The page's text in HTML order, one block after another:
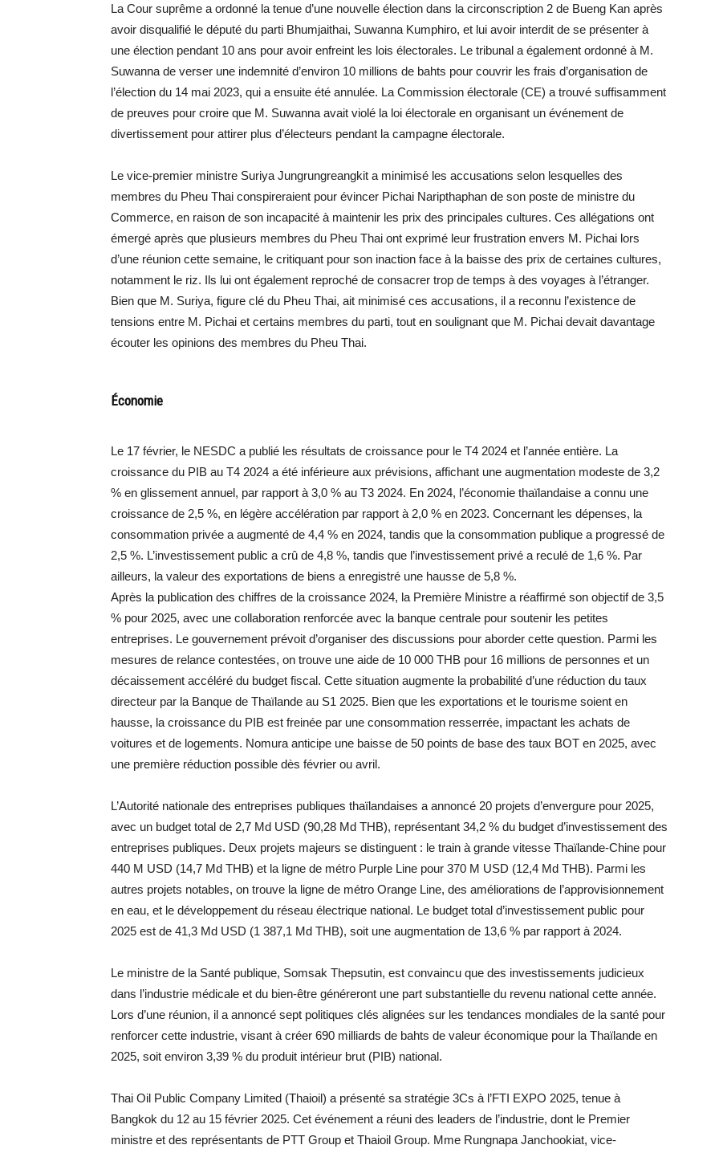
La Cour suprême a ordonné la tenue d’une nouvelle élection dans la circonscription 2 de Bueng Kan après
avoir disqualifié le député du parti Bhumjaithai, Suwanna Kumphiro, et lui avoir interdit de se présenter à
une élection pendant 10 ans pour avoir enfreint les lois électorales. Le tribunal a également ordonné à M.
Suwanna de verser une indemnité d’environ 10 millions de bahts pour couvrir les frais d’organisation de
l’élection du 14 mai 2023, qui a ensuite été annulée. La Commission électorale (CE) a trouvé suffisamment
de preuves pour croire que M. Suwanna avait violé la loi électorale en organisant un événement de
divertissement pour attirer plus d’électeurs pendant la campagne électorale.
Le vice-premier ministre Suriya Jungrungreangkit a minimisé les accusations selon lesquelles des
membres du Pheu Thai conspireraient pour évincer Pichai Naripthaphan de son poste de ministre du
Commerce, en raison de son incapacité à maintenir les prix des principales cultures. Ces allégations ont
émergé après que plusieurs membres du Pheu Thai ont exprimé leur frustration envers M. Pichai lors
d’une réunion cette semaine, le critiquant pour son inaction face à la baisse des prix de certaines cultures,
notamment le riz. Ils lui ont également reproché de consacrer trop de temps à des voyages à l’étranger.
Bien que M. Suriya, figure clé du Pheu Thai, ait minimisé ces accusations, il a reconnu l’existence de
tensions entre M. Pichai et certains membres du parti, tout en soulignant que M. Pichai devait davantage
écouter les opinions des membres du Pheu Thai.
Économie
Le 17 février, le NESDC a publié les résultats de croissance pour le T4 2024 et l’année entière. La
croissance du PIB au T4 2024 a été inférieure aux prévisions, affichant une augmentation modeste de 3,2
% en glissement annuel, par rapport à 3,0 % au T3 2024. En 2024, l’économie thaïlandaise a connu une
croissance de 2,5 %, en légère accélération par rapport à 2,0 % en 2023. Concernant les dépenses, la
consommation privée a augmenté de 4,4 % en 2024, tandis que la consommation publique a progressé de
2,5 %. L’investissement public a crû de 4,8 %, tandis que l’investissement privé a reculé de 1,6 %. Par
ailleurs, la valeur des exportations de biens a enregistré une hausse de 5,8 %.
Après la publication des chiffres de la croissance 2024, la Première Ministre a réaffirmé son objectif de 3,5
% pour 2025, avec une collaboration renforcée avec la banque centrale pour soutenir les petites
entreprises. Le gouvernement prévoit d’organiser des discussions pour aborder cette question. Parmi les
mesures de relance contestées, on trouve une aide de 10 000 THB pour 16 millions de personnes et un
décaissement accéléré du budget fiscal. Cette situation augmente la probabilité d’une réduction du taux
directeur par la Banque de Thaïlande au S1 2025. Bien que les exportations et le tourisme soient en
hausse, la croissance du PIB est freinée par une consommation resserrée, impactant les achats de
voitures et de logements. Nomura anticipe une baisse de 50 points de base des taux BOT en 2025, avec
une première réduction possible dès février ou avril.
L’Autorité nationale des entreprises publiques thaïlandaises a annoncé 20 projets d’envergure pour 2025,
avec un budget total de 2,7 Md USD (90,28 Md THB), représentant 34,2 % du budget d’investissement des
entreprises publiques. Deux projets majeurs se distinguent : le train à grande vitesse Thaïlande-Chine pour
440 M USD (14,7 Md THB) et la ligne de métro Purple Line pour 370 M USD (12,4 Md THB). Parmi les
autres projets notables, on trouve la ligne de métro Orange Line, des améliorations de l’approvisionnement
en eau, et le développement du réseau électrique national. Le budget total d’investissement public pour
2025 est de 41,3 Md USD (1 387,1 Md THB), soit une augmentation de 13,6 % par rapport à 2024.
Le ministre de la Santé publique, Somsak Thepsutin, est convaincu que des investissements judicieux
dans l’industrie médicale et du bien-être généreront une part substantielle du revenu national cette année.
Lors d’une réunion, il a annoncé sept politiques clés alignées sur les tendances mondiales de la santé pour
renforcer cette industrie, visant à créer 690 milliards de bahts de valeur économique pour la Thaïlande en
2025, soit environ 3,39 % du produit intérieur brut (PIB) national.
Thai Oil Public Company Limited (Thaioil) a présenté sa stratégie 3Cs à l’FTI EXPO 2025, tenue à
Bangkok du 12 au 15 février 2025. Cet événement a réuni des leaders de l’industrie, dont le Premier
ministre et des représentants de PTT Group et Thaioil Group. Mme Rungnapa Janchookiat, vice-